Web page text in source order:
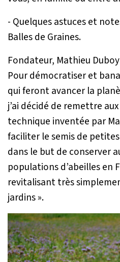
- Quelques astuces et
Balles de Graines.
Fondateur, Mathieu
Pour démocratiser et
qui feront avancer la
j’ai décidé de remettre
technique inventée par
faciliter le semis de
dans le but de conserver
populations d’abeilles en
revitalisant très
jardins ».